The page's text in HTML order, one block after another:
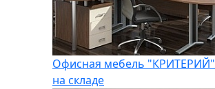
Офисная мебель "КРИТЕРИЙ"
на складе